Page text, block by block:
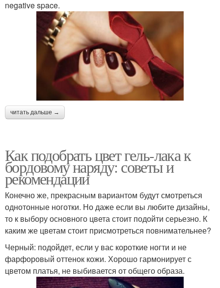
negative space.
читать дальше →
Как подобрать цвет гель-лака к
бордовому наряду: советы и
рекомендации
Конечно же, прекрасным вариантом будут смотреться
однотонные ноготки. Но даже если вы любите дизайны,
то к выбору основного цвета стоит подойти серьезно. К
каким же цветам стоит присмотреться повнимательнее?
Черный: подойдет, если у вас короткие ногти и не
фарфоровый оттенок кожи. Хорошо гармонирует с
цветом платья, не выбивается от общего образа.